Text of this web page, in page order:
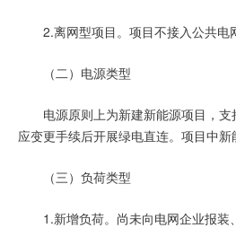
2.离网型项目。项目不接入公共
（二）电源类型
电源原则上为新建新能源项目，
应变更手续后开展绿电直连。项目中
（三）负荷类型
1.新增负荷。尚未向电网企业报